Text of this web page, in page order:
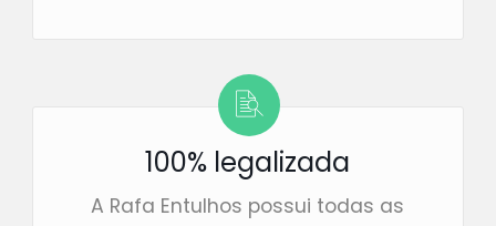
100% legalizada
A Rafa Entulhos possui todas as